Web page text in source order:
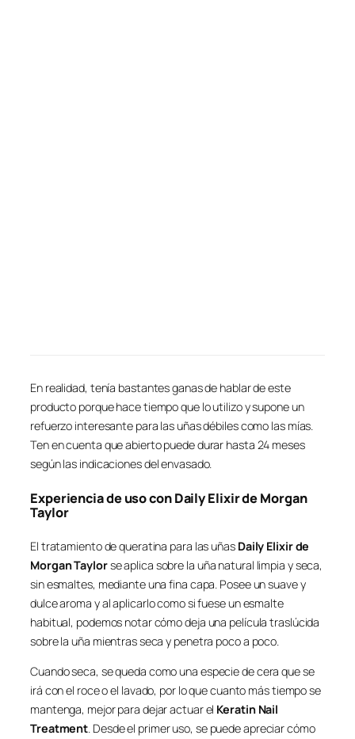
En realidad, tenía bastantes ganas de hablar de este
producto porque hace tiempo que lo utilizo y supone un
refuerzo interesante para las uñas débiles como las mías.
Ten en cuenta que abierto puede durar hasta 24 meses
según las indicaciones del envasado.
Experiencia de uso con Daily Elixir de Morgan
Taylor
El tratamiento de queratina para las uñas Daily Elixir de
Morgan Taylorse aplica sobre la uña natural limpia y seca,
sin esmaltes, mediante una fina capa. Posee un suave y
dulce aroma y al aplicarlo como si fuese un esmalte
habitual, podemos notar cómo deja una película traslúcida
sobre la uña mientras seca y penetra poco a poco.
Cuando seca, se queda como una especie de cera que se
irá con el roce o el lavado, por lo que cuanto más tiempo se
mantenga, mejor para dejar actuar el Keratin Nail
Treatment. Desde el primer uso, se puede apreciar cómo